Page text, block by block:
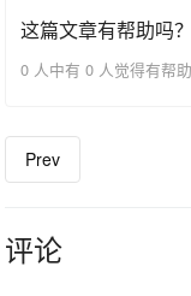
这篇文章有帮助吗
0 人中有 0 人觉得有帮助
Prev
评论